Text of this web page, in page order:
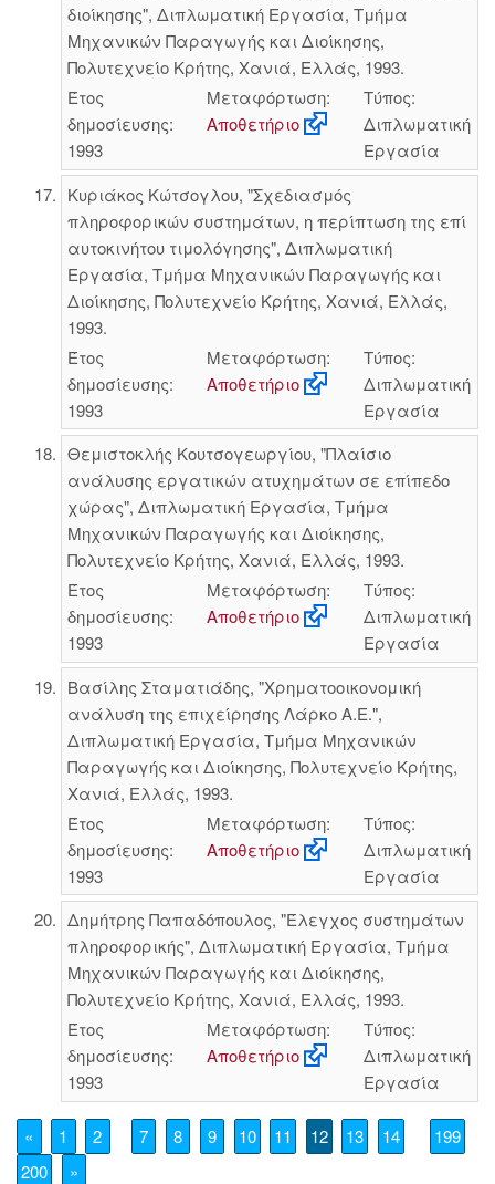
διοίκησης", Διπλωματική Εργασία, Τμήμα
Μηχανικών Παραγωγής και Διοίκησης,
Πολυτεχνείο Κρήτης, Χανιά, Ελλάς, 1993.
Έτος
δημοσίευσης:
1993
Μεταφόρτωση:
Αποθετήριο
Τύπος:
Διπλωματική
Εργασία
Κυριάκος Κώτσογλου, "Σχεδιασμός
πληροφορικών συστημάτων, η περίπτωση της επί
αυτοκινήτου τιμολόγησης", Διπλωματική
Εργασία, Τμήμα Μηχανικών Παραγωγής και
Διοίκησης, Πολυτεχνείο Κρήτης, Χανιά, Ελλάς,
1993.
Έτος
δημοσίευσης:
1993
Μεταφόρτωση:
Αποθετήριο
Τύπος:
Διπλωματική
Εργασία
Θεμιστοκλής Κουτσογεωργίου, "Πλαίσιο
ανάλυσης εργατικών ατυχημάτων σε επίπεδο
χώρας", Διπλωματική Εργασία, Τμήμα
Μηχανικών Παραγωγής και Διοίκησης,
Πολυτεχνείο Κρήτης, Χανιά, Ελλάς, 1993.
Έτος
δημοσίευσης:
1993
Μεταφόρτωση:
Αποθετήριο
Τύπος:
Διπλωματική
Εργασία
Βασίλης Σταματιάδης, "Χρηματοοικονομική
ανάλυση της επιχείρησης Λάρκο Α.Ε.",
Διπλωματική Εργασία, Τμήμα Μηχανικών
Παραγωγής και Διοίκησης, Πολυτεχνείο Κρήτης,
Χανιά, Ελλάς, 1993.
Έτος
δημοσίευσης:
1993
Μεταφόρτωση:
Αποθετήριο
Τύπος:
Διπλωματική
Εργασία
Δημήτρης Παπαδόπουλος, "Έλεγχος συστημάτων
πληροφορικής", Διπλωματική Εργασία, Τμήμα
Μηχανικών Παραγωγής και Διοίκησης,
Πολυτεχνείο Κρήτης, Χανιά, Ελλάς, 1993.
Έτος
δημοσίευσης:
1993
Μεταφόρτωση:
Αποθετήριο
Τύπος:
Διπλωματική
Εργασία
« 1 2 7 8 9 10 11 12 13 14
199
200
»